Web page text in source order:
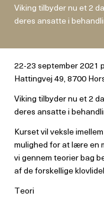
Viking tilbyder nu et 2
deres ansatte i
22-23 september 2021
Hattingvej 49, 8700
Viking tilbyder nu et 2
deres ansatte i
Kurset vil veksle
mulighed for at lære en
vi gennem teorier bag
af de forskellige
Teori